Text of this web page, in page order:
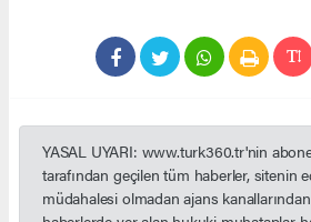
YASAL UYARI: www.turk360.tr'nin
tarafından geçilen tüm haberler, sitenin
müdahalesi olmadan ajans